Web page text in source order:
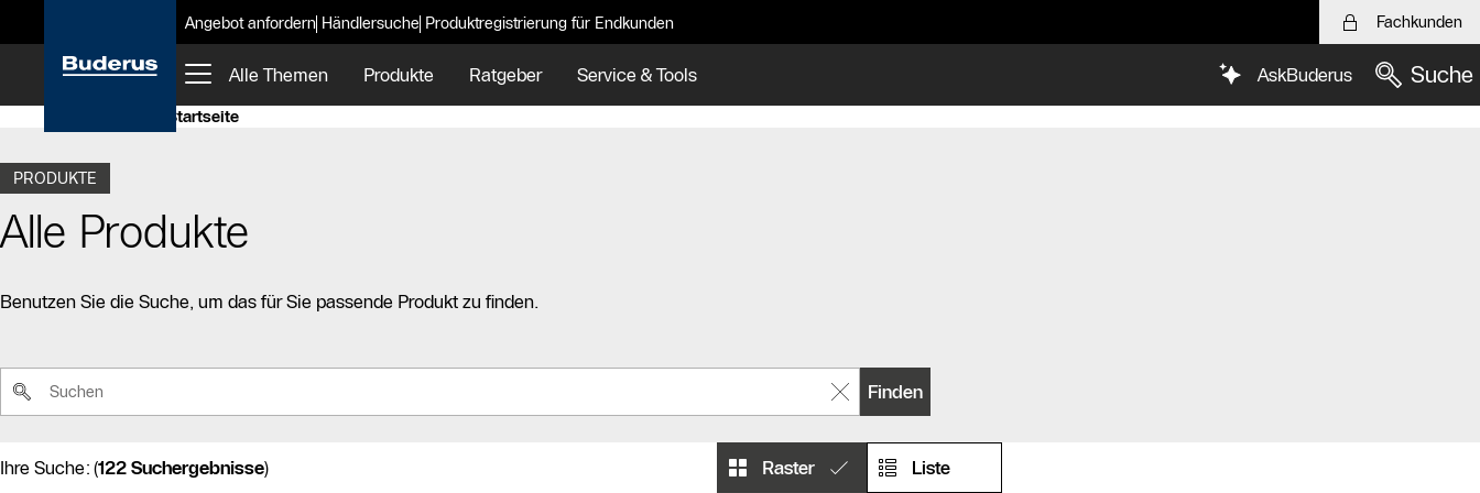
Angebot anfordern Händlersuche Produktregistrierung für Endkunden Fachkunden
Alle Themen Produkte Ratgeber Service & Tools AskBuderus Suche
Startseite
PRODUKTE
Alle Produkte
Benutzen Sie die Suche, um das für Sie passende Produkt zu finden.
Finden
Suchergebnisse sind geladen
Ihre Suche: (122 Suchergebnisse) Raster Liste